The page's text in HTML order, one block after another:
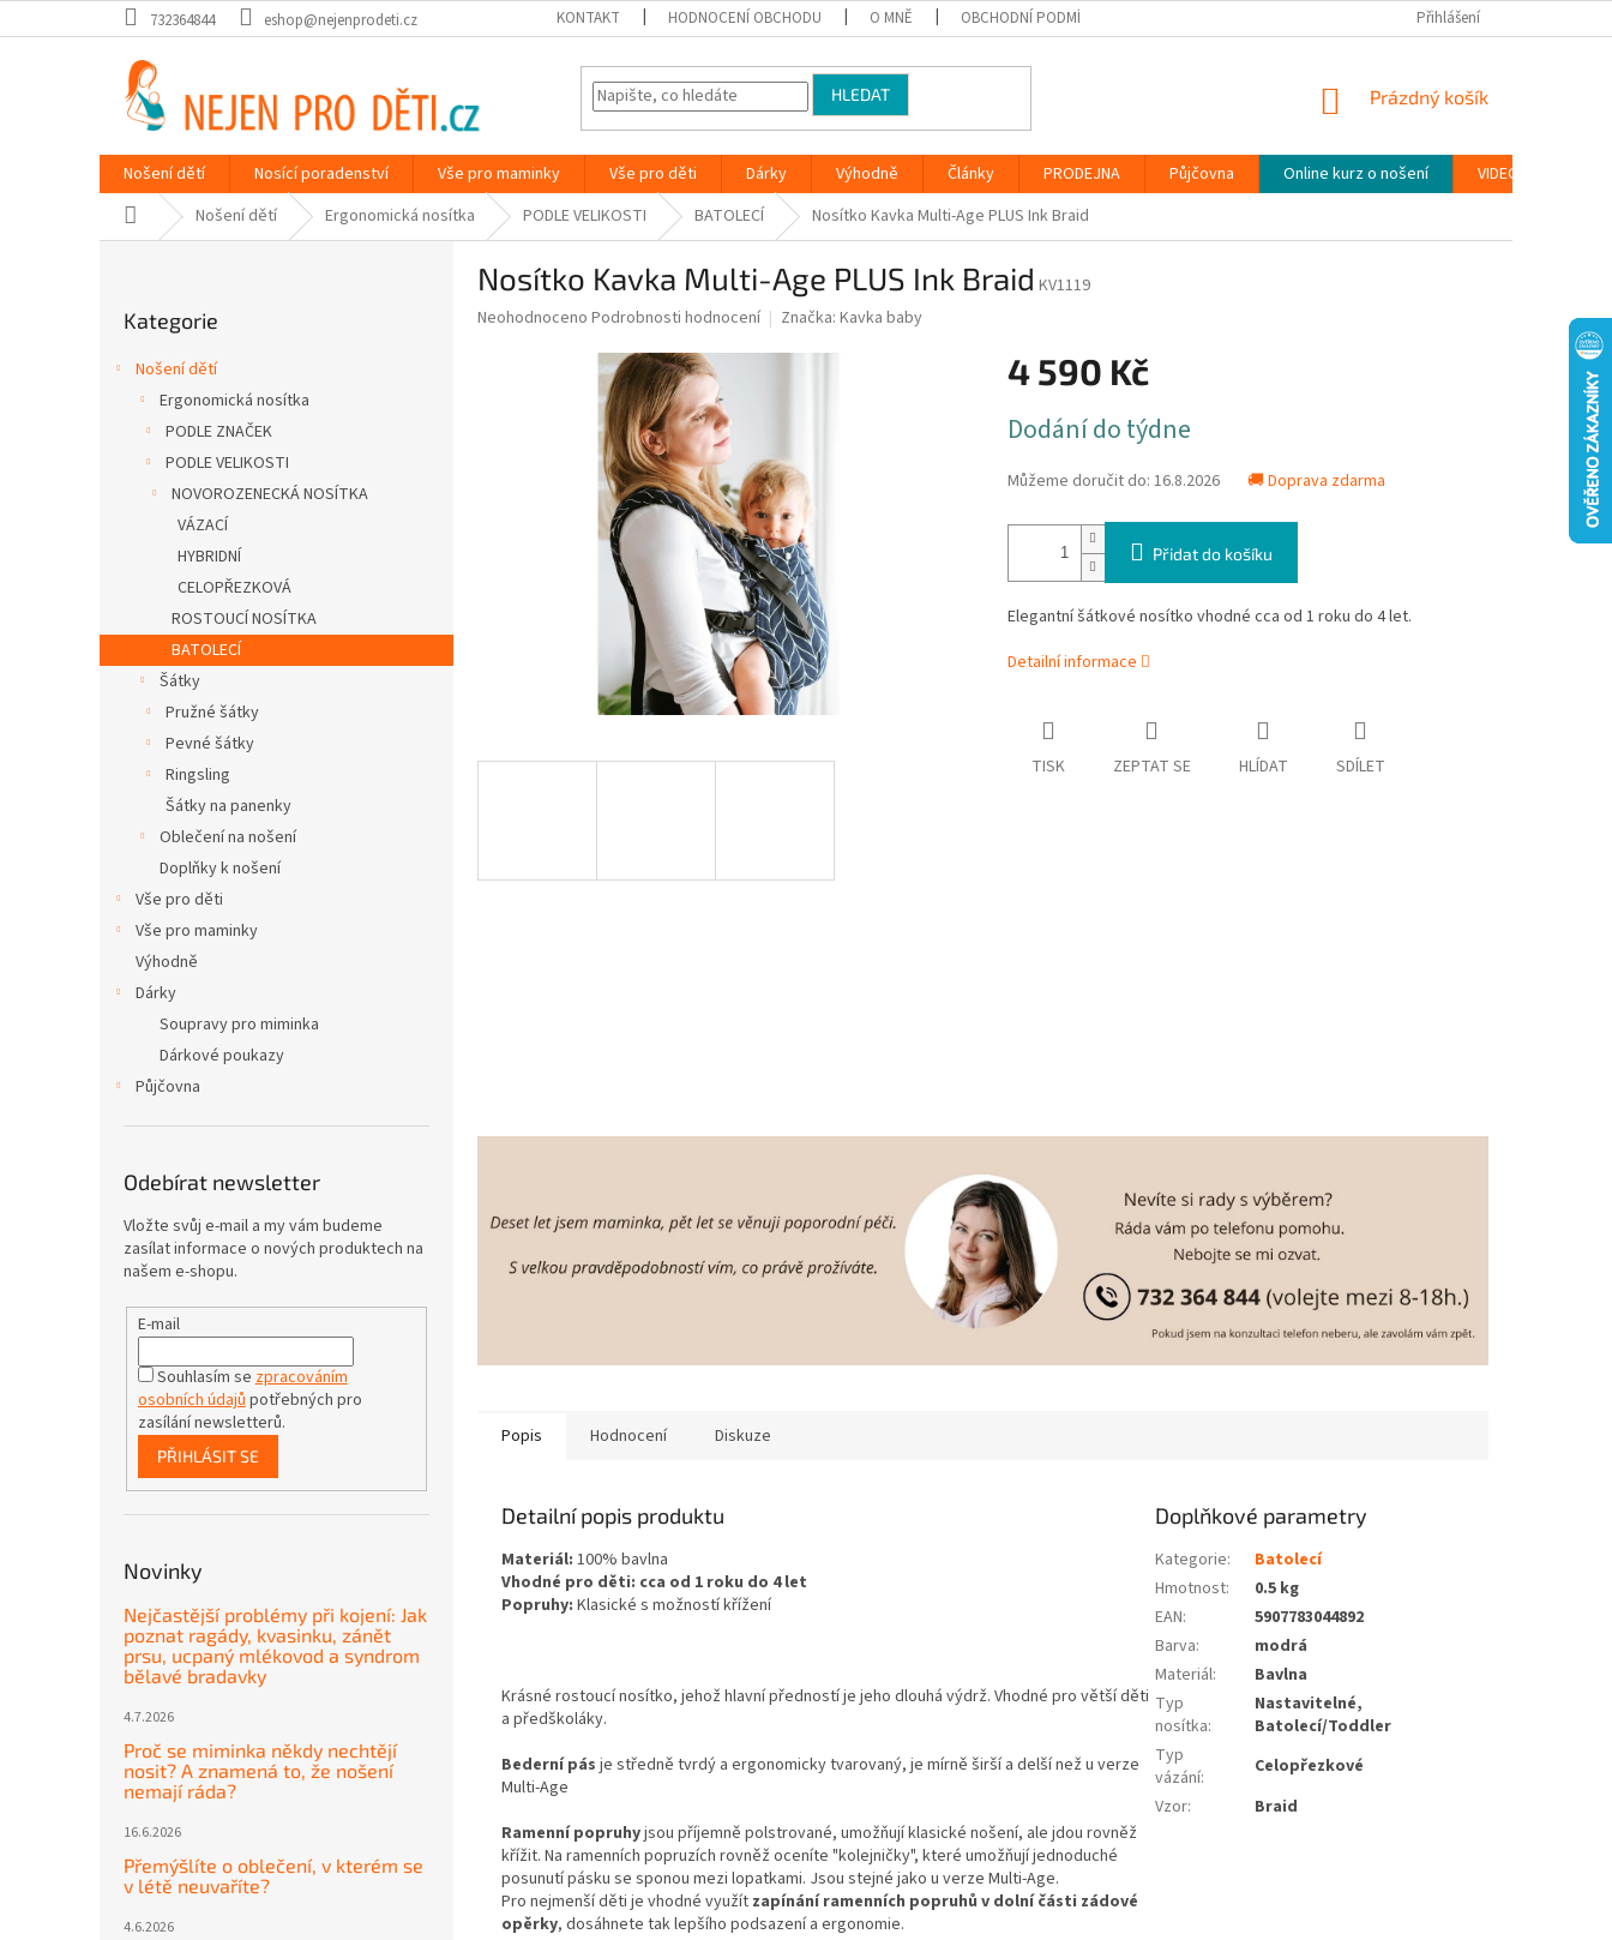
na
732364844 eshop@nejenprodeti.cz KONTAKT HODNOCENÍ OBCHODU O MNĚ OBCHODNÍ PODMÍNKY PODMÍNKY OCHRANY OSOBNÍCH ÚDAJŮ (GDPR)
Přihlášení
HLEDAT
NÁKUPNÍ
Prázdný košík
Nošení dětí Nosící poradenství Vše pro maminky Vše pro děti Dárky Výhodně Články PRODEJNA Půjčovna Online kurz o nošení
VIDEONÁVODY
Domů Nošení dětí Ergonomická nosítka PODLE VELIKOSTI BATOLECÍ Nosítko Kavka Multi-Age PLUS Ink Braid
kategorie
Kategorie
Nošení dětí
Ergonomická nosítka
PODLE ZNAČEK
PODLE VELIKOSTI
NOVOROZENECKÁ NOSÍTKA
VÁZACÍ
HYBRIDNÍ
CELOPŘEZKOVÁ
ROSTOUCÍ NOSÍTKA
BATOLECÍ
Šátky
Pružné šátky
Pevné šátky
Ringsling
Šátky na panenky
Oblečení na nošení
Doplňky k nošení
Vše pro děti
Vše pro maminky
Výhodně
Dárky
Soupravy pro miminka
Dárkové poukazy
Půjčovna
Odebírat newsletter
Vložte svůj e-mail a my vám budeme
zasílat informace o nových produktech na
našem e-shopu.
E-mail
Souhlasím se zpracováním
osobních údajů potřebných pro
zasílání newsletterů.
PŘIHLÁSIT SE
Novinky
Nejčastější problémy při kojení: Jak
poznat ragády, kvasinku, zánět
prsu, ucpaný mlékovod a syndrom
bělavé bradavky
4.7.2026
Proč se miminka někdy nechtějí
nosit? A znamená to, že nošení
nemají ráda?
16.6.2026
Přemýšlíte o oblečení, v kterém se
v létě neuvaříte?
4.6.2026
Nosítko Kavka Multi-Age PLUS Ink Braid KV1119
Průměrné
Neohodnoceno Podrobnosti hodnocení Značka: Kavka baby
4 590 Kč
cena:
Dodání do týdne
Můžeme doručit do: 16.8.2026 🚚 Doprava zdarma
Přidat do košíku
Elegantní šátkové nosítko vhodné cca od 1 roku do 4 let.
Detailní informace
TISK ZEPTAT SE HLÍDAT SDÍLET
Popis Hodnocení Diskuze
Detailní popis produktu
Materiál: 100% bavlna
Vhodné pro děti: cca od 1 roku do 4 let
Popruhy: Klasické s možností křížení
Krásné rostoucí nosítko, jehož hlavní předností je jeho dlouhá výdrž. Vhodné pro větší děti
a předškoláky.
Bederní pás je středně tvrdý a ergonomicky tvarovaný, je mírně širší a delší než u verze
Multi-Age
Ramenní popruhyjsou příjemně polstrované, umožňují klasické nošení, ale jdou rovněž
křížit. Na ramenních popruzích rovněž oceníte "kolejničky", které umožňují jednoduché
posunutí pásku se sponou mezi lopatkami. Jsou stejné jako u verze Multi-Age.
Pro nejmenší děti je vhodné využít zapínání ramenních popruhů v dolní části zádové
opěrky, dosáhnete tak lepšího podsazení a ergonomie.
Doplňkové parametry
Kategorie:
Batolecí
Hmotnost:
0.5 kg
EAN:
5907783044892
Barva:
modrá
Materiál:
Bavlna
Typ
nosítka:
Nastavitelné,
Batolecí/Toddler
Typ
vázání:
Celopřezkové
Vzor: Braid